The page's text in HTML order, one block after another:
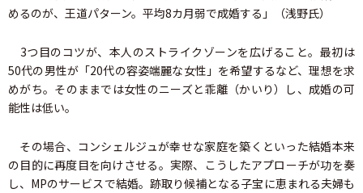
めるのが、王道パターン。平均8カ月弱で成婚する」（浅野氏）
3つ目のコツが、本人のストライクゾーンを広げること。最初は
50代の男性が「20代の容姿端麗な女性」を希望するなど、理想を求
めがち。そのままでは女性のニーズと乖離（かいり）し、成婚の可
能性は低い。
その場合、コンシェルジュが幸せな家庭を築くといった結婚本来
の目的に再度目を向けさせる。実際、こうしたアプローチが功を奏
し、MPのサービスで結婚。跡取り候補となる子宝に恵まれる夫婦も